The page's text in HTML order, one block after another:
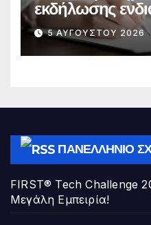
εκδήλωσης
την πλήρωση
Διευθυντή/
Μονάδας της
5 ΑΥΓΟΎΣΤΟΥ 2026
ΠΑΝΕΛΛΉΝΙΟ
FIRST® Tech Challenge
Μεγάλη Εμπειρία!